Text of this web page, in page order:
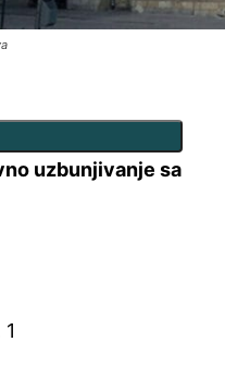
uzbunjivanje sa